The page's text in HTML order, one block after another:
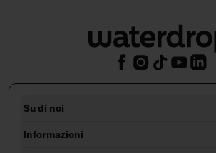
Su di noi
Informazioni